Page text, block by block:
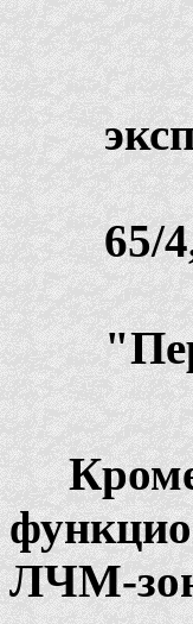
65/
Кроме
ЛЧМ-